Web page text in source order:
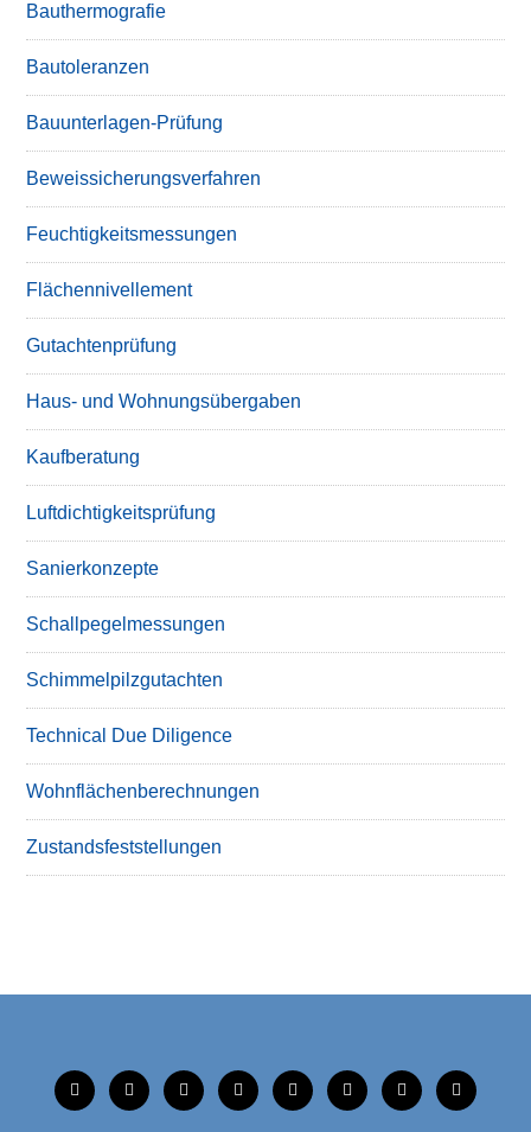
Bauthermografie
Bautoleranzen
Bauunterlagen-Prüfung
Beweissicherungsverfahren
Feuchtigkeitsmessungen
Flächennivellement
Gutachtenprüfung
Haus- und Wohnungsübergaben
Kaufberatung
Luftdichtigkeitsprüfung
Sanierkonzepte
Schallpegelmessungen
Schimmelpilzgutachten
Technical Due Diligence
Wohnflächenberechnungen
Zustandsfeststellungen
tiktok instagramfacebooklinkedinxing linkedinmobilemail